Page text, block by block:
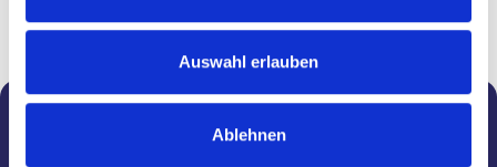
Auswahl erlauben
Ablehnen